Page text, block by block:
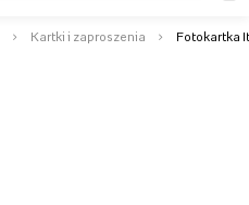
Kartki i zaproszenia Fotokartka